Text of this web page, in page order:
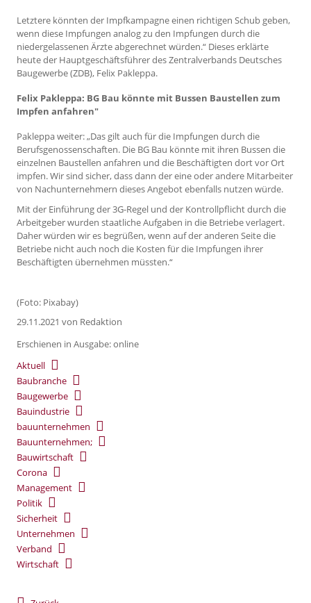
Letztere könnten der Impfkampagne einen richtigen Schub geben,
wenn diese Impfungen analog zu den Impfungen durch die
niedergelassenen Ärzte abgerechnet würden.“ Dieses erklärte
heute der Hauptgeschäftsführer des Zentralverbands Deutsches
Baugewerbe (ZDB), Felix Pakleppa.
Felix Pakleppa: BG Bau könnte mit Bussen Baustellen zum
Impfen anfahren"
Pakleppa weiter: „Das gilt auch für die Impfungen durch die
Berufsgenossenschaften. Die BG Bau könnte mit ihren Bussen die
einzelnen Baustellen anfahren und die Beschäftigten dort vor Ort
impfen. Wir sind sicher, dass dann der eine oder andere Mitarbeiter
von Nachunternehmern dieses Angebot ebenfalls nutzen würde.
Mit der Einführung der 3G-Regel und der Kontrollpflicht durch die
Arbeitgeber wurden staatliche Aufgaben in die Betriebe verlagert.
Daher würden wir es begrüßen, wenn auf der anderen Seite die
Betriebe nicht auch noch die Kosten für die Impfungen ihrer
Beschäftigten übernehmen müssten.“
(Foto: Pixabay)
29.11.2021 von Redaktion
Erschienen in Ausgabe: online
Aktuell
Baubranche
Baugewerbe
Bauindustrie
bauunternehmen
Bauunternehmen;
Bauwirtschaft
Corona
Management
Politik
Sicherheit
Unternehmen
Verband
Wirtschaft